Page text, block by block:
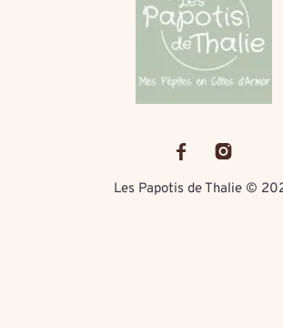
Les Papotis de Thalie ©